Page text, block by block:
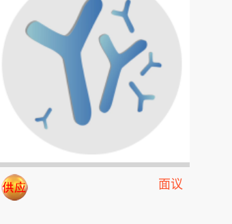
面议